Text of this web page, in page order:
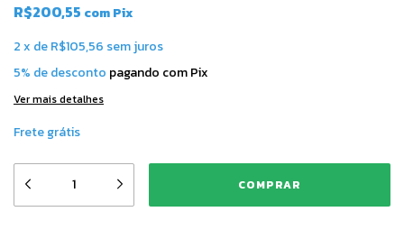
R$200,55 comPix
2x deR$105,56 sem juros
5% de desconto pagando com Pix
Ver mais detalhes
Frete grátis